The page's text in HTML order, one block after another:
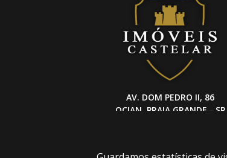
AV. DOM PEDRO II, 86
OCIAN, PRAIA GRANDE - SP